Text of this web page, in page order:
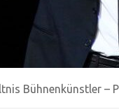
Bühnenkünstler –